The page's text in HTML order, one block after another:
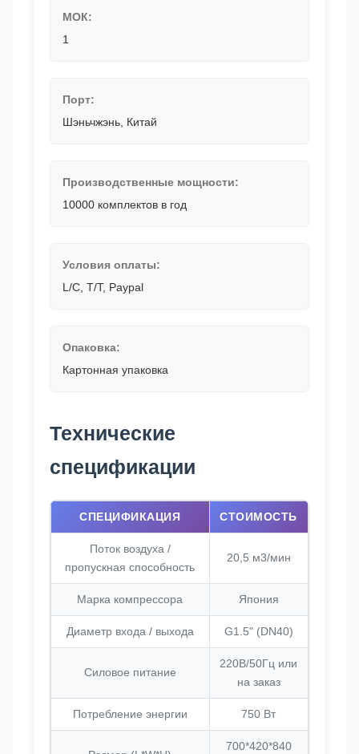
МОК:
1
Порт:
Шэньчжэнь, Китай
Производственные мощности:
10000 комплектов в год
Условия оплаты:
L/C, T/T, Paypal
Опаковка:
Картонная упаковка
Технические
спецификации
СПЕЦИФИКАЦИЯ СТОИМОСТЬ
Поток воздуха /
пропускная способность
20,5 м3/мин
Марка компрессора Япония
Диаметр входа / выхода G1.5" (DN40)
Силовое питание
220В/50Гц или
на заказ
Потребление энергии 750 Вт
700*420*840